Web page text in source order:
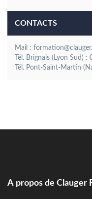
CONTACTS
Mail :
Tél. Brignais (Lyon Sud)
Tél. Pont-Saint-Martin
A propos de Clauger